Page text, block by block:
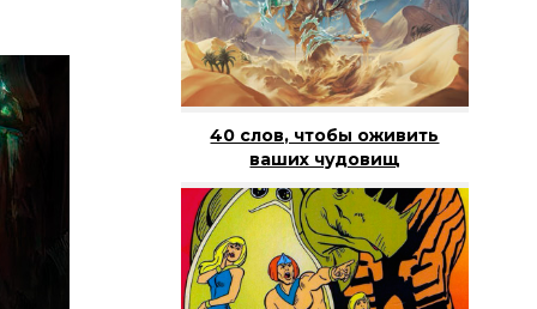
40 слов, чтобы оживить
ваших чудовищ